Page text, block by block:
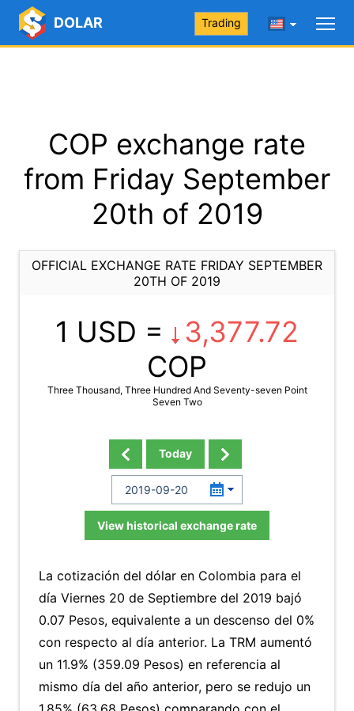
DOLAR Trading
COP exchange rate
from Friday September
20th of 2019
OFFICIAL EXCHANGE RATE FRIDAY SEPTEMBER
20TH OF 2019
1 USD =
3,377.72
COP
Three Thousand, Three Hundred And Seventy-seven Point
Seven Two
Today
View historical exchange rate
La cotización del dólar en Colombia para el
día Viernes 20 de Septiembre del 2019 bajó
0.07 Pesos, equivalente a un descenso del 0%
con respecto al día anterior. La TRM aumentó
un 11.9% (359.09 Pesos) en referencia al
mismo día del año anterior, pero se redujo un